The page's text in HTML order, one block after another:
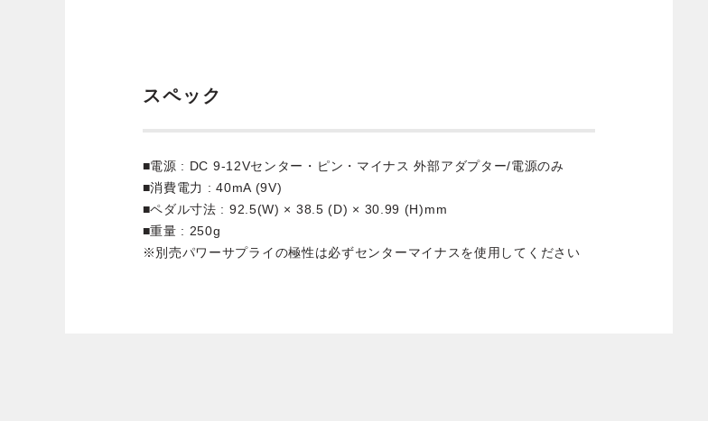
スペック
■電源 : DC 9-12Vセンター・ピン・マイナス 外部アダプター/電源のみ
■消費電力 : 40mA (9V)
■ペダル寸法 : 92.5(W) × 38.5 (D) × 30.99 (H)mm
■重量 : 250g
※別売パワーサプライの極性は必ずセンターマイナスを使用してください